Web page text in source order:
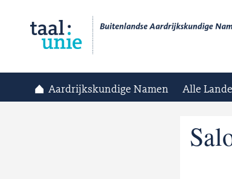
Aardrijkskundige Namen Alle